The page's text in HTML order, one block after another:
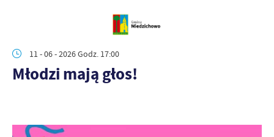
11 - 06 - 2026 Godz. 17:00
Młodzi mają głos!